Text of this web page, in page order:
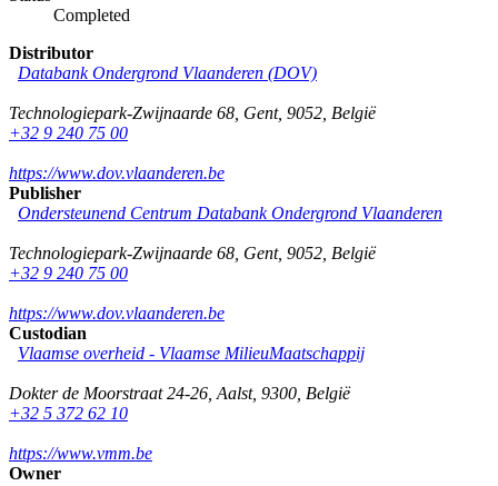
Completed
Distributor
Databank Ondergrond Vlaanderen (DOV)
Technologiepark-Zwijnaarde 68 Gent, 9052 België
+32 9 240 75 00
https://www.dov.vlaanderen.be
Publisher
Ondersteunend Centrum Databank Ondergrond Vlaanderen
Technologiepark-Zwijnaarde 68 Gent, 9052 België
+32 9 240 75 00
https://www.dov.vlaanderen.be
Custodian
Vlaamse overheid - Vlaamse MilieuMaatschappij
Dokter de Moorstraat 24-26 Aalst, 9300 België
+32 5 372 62 10
https://www.vmm.be
Owner